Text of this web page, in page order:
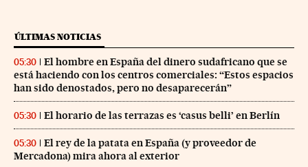
ÚLTIMAS NOTICIAS
05:30
El hombre en España del dinero sudafricano que se
está haciendo con los centros comerciales: “Estos espacios
han sido denostados, pero no desaparecerán”
05:30 El horario de las terrazas es ‘casus belli’ en Berlín
05:30
El rey de la patata en España (y proveedor de
Mercadona) mira ahora al exterior